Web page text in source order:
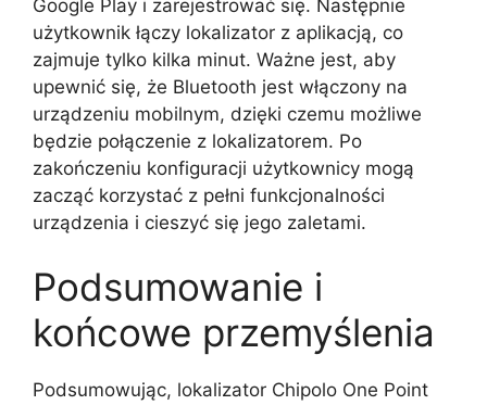
Google Play i zarejestrować się. Następnie
użytkownik łączy lokalizator z aplikacją, co
zajmuje tylko kilka minut. Ważne jest, aby
upewnić się, że Bluetooth jest włączony na
urządzeniu mobilnym, dzięki czemu możliwe
będzie połączenie z lokalizatorem. Po
zakończeniu konfiguracji użytkownicy mogą
zacząć korzystać z pełni funkcjonalności
urządzenia i cieszyć się jego zaletami.
Podsumowanie i
końcowe przemyślenia
Podsumowując, lokalizator Chipolo One Point